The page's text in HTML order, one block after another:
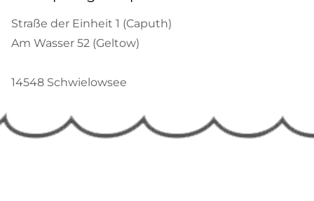
Straße der Einheit 1 (Caputh)
Am Wasser 52 (Geltow)
14548 Schwielowsee